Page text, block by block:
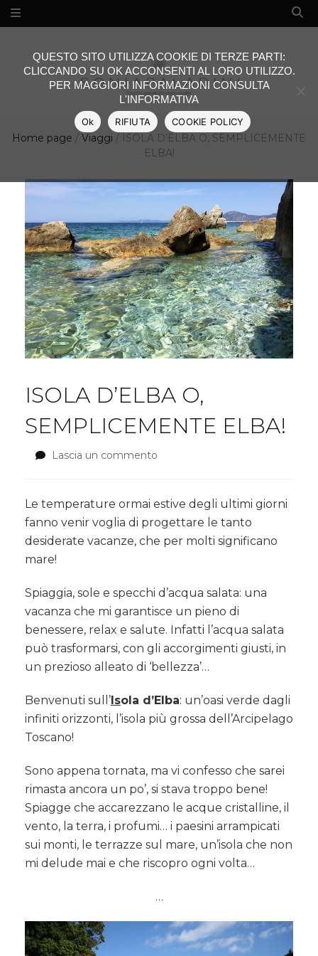
Home page / Viaggi / ISOLA D’ELBA O, SEMPLICEMENTE
ELBA!
ISOLA D’ELBA O,
SEMPLICEMENTE ELBA!
Lascia un commento
O,
SEMPLICEMENTE
ELBA!
Le temperature ormai estive degli ultimi giorni
fanno venir voglia di progettare le tanto
desiderate vacanze, che per molti significano
mare!
Spiaggia, sole e specchi d’acqua salata: una
vacanza che mi garantisce un pieno di
benessere, relax e salute. Infatti l’acqua salata
può trasformarsi, con gli accorgimenti giusti, in
un prezioso alleato di ‘bellezza’…
Benvenuti sull’ Isola d’Elba: un’oasi verde dagli
infiniti orizzonti, l’isola più grossa dell’Arcipelago
Toscano!
Sono appena tornata, ma vi confesso che sarei
rimasta ancora un po’, si stava troppo bene!
Spiagge che accarezzano le acque cristalline, il
vento, la terra, i profumi… i paesini arrampicati
sui monti, le terrazze sul mare, un’isola che non
mi delude mai e che riscopro ogni volta…
…
QUESTO SITO UTILIZZA COOKIE DI TERZE PARTI:
CLICCANDO SU OK ACCONSENTI AL LORO UTILIZZO.
PER MAGGIORI INFORMAZIONI CONSULTA
L'INFORMATIVA
Ok RIFIUTA COOKIE POLICY